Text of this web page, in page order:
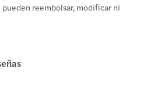
pueden reembolsar, modificar ni